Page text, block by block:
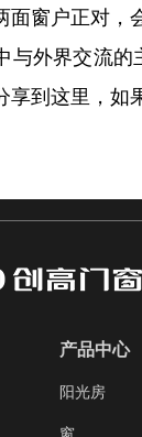
面窗户正对，
与外界交流
享到这里，如
产品中心
阳光房